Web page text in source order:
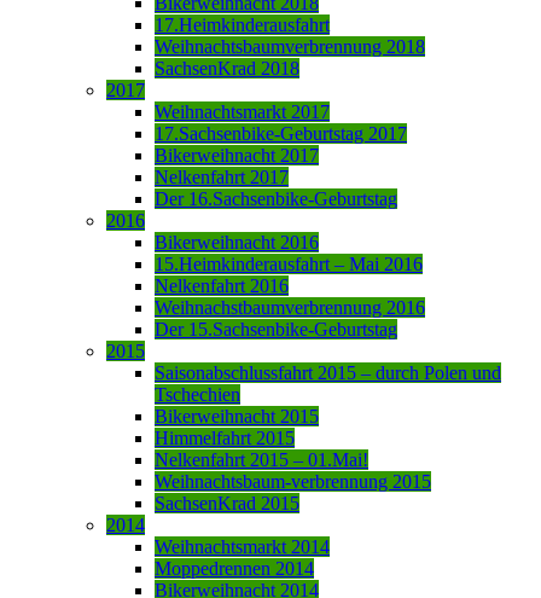
17.Heimkinderausfahrt
Weihnachtsbaumverbrennung 2018
SachsenKrad 2018
2017
Weihnachtsmarkt 2017
17.Sachsenbike-Geburtstag 2017
Bikerweihnacht 2017
Nelkenfahrt 2017
Der 16.Sachsenbike-Geburtstag
2016
Bikerweihnacht 2016
15.Heimkinderausfahrt – Mai 2016
Nelkenfahrt 2016
Weihnachstbaumverbrennung 2016
Der 15.Sachsenbike-Geburtstag
2015
Saisonabschlussfahrt 2015 – durch Polen und
Tschechien
Bikerweihnacht 2015
Himmelfahrt 2015
Nelkenfahrt 2015 – 01.Mai!
Weihnachtsbaum-verbrennung 2015
SachsenKrad 2015
2014
Weihnachtsmarkt 2014
Moppedrennen 2014
Bikerweihnacht 2014